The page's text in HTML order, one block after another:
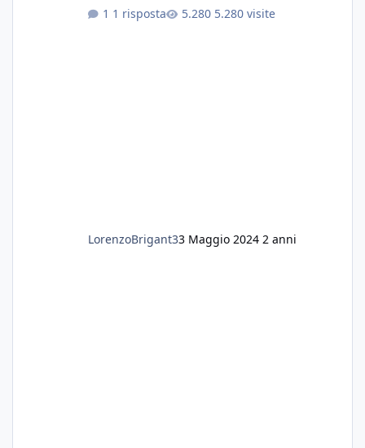
sostanza
1 risposta 5.280 visite
LorenzoBrigant33 Maggio 2024 2 anni